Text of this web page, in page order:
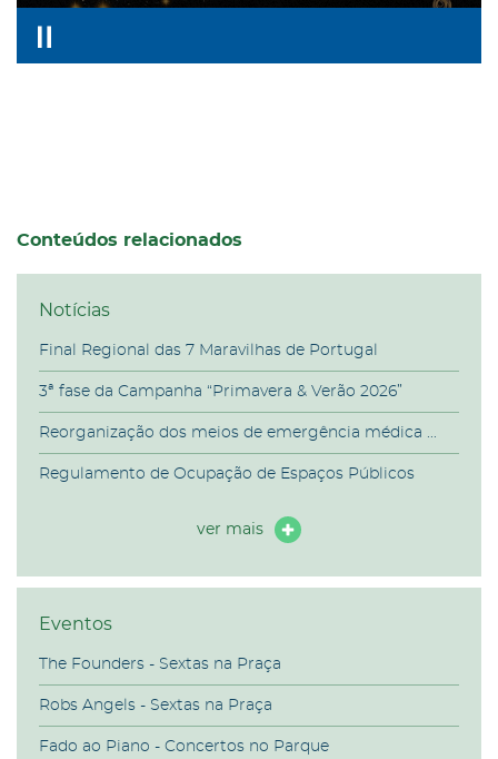
Conteúdos relacionados
Notícias
Final Regional das 7 Maravilhas de Portugal
3ª fase da Campanha “Primavera & Verão 2026”
Reorganização dos meios de emergência médica ...
Regulamento de Ocupação de Espaços Públicos
ver mais
Eventos
The Founders - Sextas na Praça
Robs Angels - Sextas na Praça
Fado ao Piano - Concertos no Parque